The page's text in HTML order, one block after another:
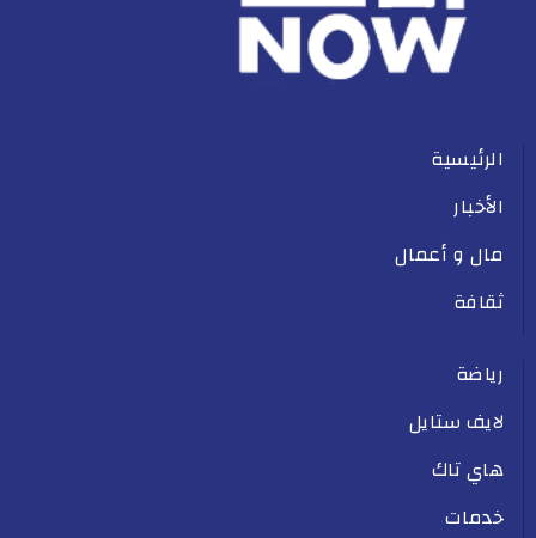
الرئيسية
الأخبار
مال و أعمال
ثقافة
رياضة
لايف ستايل
هاي تاك
خدمات